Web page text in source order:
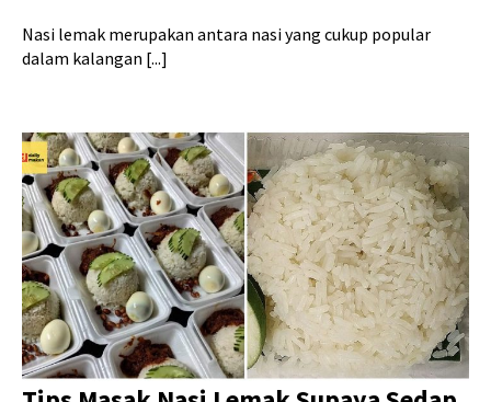
Nasi lemak merupakan antara nasi yang cukup popular
dalam kalangan [...]